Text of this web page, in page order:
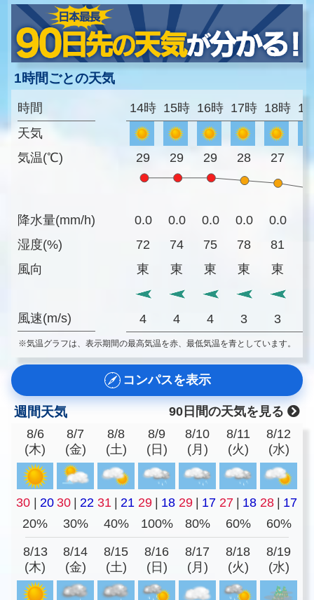
1時間ごとの天気
時間
天気
気温(℃)
降水量(mm/h)
湿度(%)
風向
風速(m/s)
14時 15時 16時 17時 18時
29 29 29 28 27
0.0 0.0 0.0 0.0 0.0
72
74 75 78 81
東
東 東 東 東
4 4 4 3 3
※気温グラフは、表示期間の最高気温を赤、最低気温を青としています。
コンパスを表示
週間天気
90日間の天気を見る
8/6
(木)
8/7
(金)
8/8
(土)
8/9
(日)
8/10
(月)
8/11
(火)
8/12
(水)
30 | 20 30 | 22 31 | 21 29 | 18 29 | 17 27 | 18 28 | 17
20%
30% 40% 100% 80% 60% 60%
8/13
(木)
8/14
(金)
8/15
(土)
8/16
(日)
8/17
(月)
8/18
(火)
8/19
(水)